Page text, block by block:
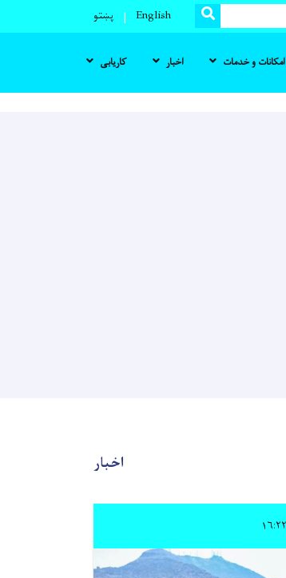
SEARCH
English پښتو
امکانات و خدمات اخبار کاریابی
اخبار